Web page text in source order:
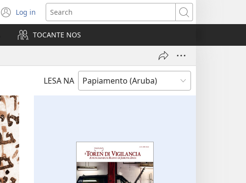
Log in
(opens
new
window)
Search
TOCANTE NOS
LESA NA